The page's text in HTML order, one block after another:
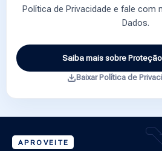
Política de Privacidade e fale com
Dados.
Saiba mais sobre
Baixar Política de
APROVEITE